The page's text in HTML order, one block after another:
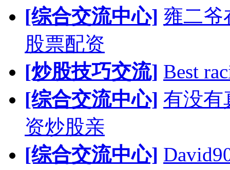
[综合交流中心] 雍二爷
股票配资
[炒股技巧交流] Best
[综合交流中心] 有没有
资炒股亲
[综合交流中心]